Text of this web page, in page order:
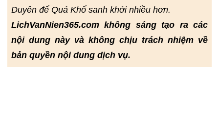
Duyên để Quả Khổ sanh khởi nhiều hơn.
LichVanNien365.com không sáng tạo ra các
nội dung này và không chịu trách nhiệm về
bản quyền nội dung dịch vụ.